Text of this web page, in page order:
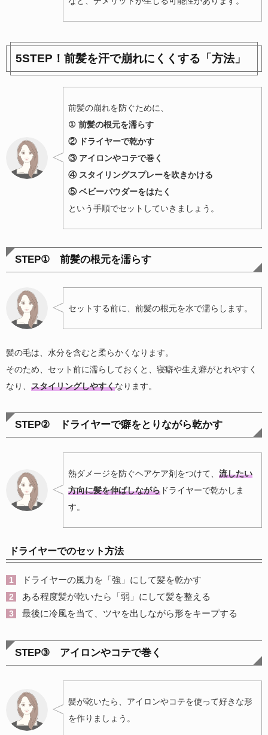
5STEP！前髪を汗で崩れにくくする「方法」
前髪の崩れを防ぐために、
① 前髪の根元を濡らす
② ドライヤーで乾かす
③ アイロンやコテで巻く
④ スタイリングスプレーを吹きかける
⑤ ベビーパウダーをはたく
という手順でセットしていきましょう。
STEP① 前髪の根元を濡らす
セットする前に、前髪の根元を水で濡らします。
髪の毛は、水分を含むと柔らかくなります。
そのため、セット前に濡らしておくと、寝癖や生え癖がとれやすく
なり、 スタイリングしやすくなります。
STEP② ドライヤーで癖をとりながら乾かす
熱ダメージを防ぐヘアケア剤をつけて、 流したい
方向に髪を伸ばしながら ドライヤーで乾かしま
す。
ドライヤーでのセット方法
ドライヤーの風力を「強」にして髪を乾かす
ある程度髪が乾いたら「弱」にして髪を整える
最後に冷風を当て、ツヤを出しながら形をキープする
STEP③ アイロンやコテで巻く
髪が乾いたら、アイロンやコテを使って好きな形
を作りましょう。